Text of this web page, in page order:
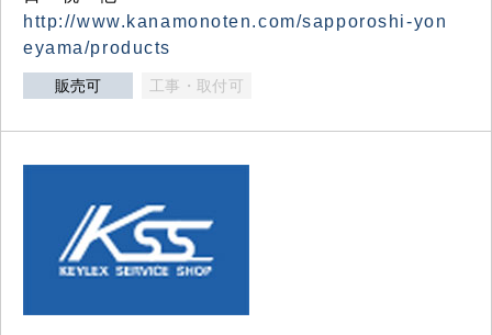
http://www.kanamonoten.com/sapporoshi-yon
eyama/products
販売可 工事・取付可